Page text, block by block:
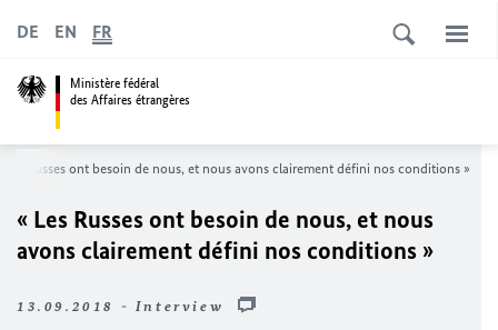
Ministère fédéral
des Affaires étrangères
DE EN FR
Les Russes ont besoin de nous, et nous avons clairement défini nos conditions »
« Les Russes ont besoin de nous, et nous
avons clairement défini nos conditions »
13.09.2018 - Interview